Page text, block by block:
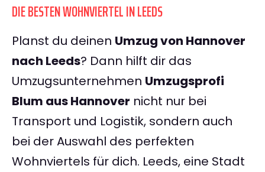
DIE BESTEN WOHNVIERTEL IN LEEDS
Planst du deinen Umzug von Hannover
nach Leeds? Dann hilft dir das
Umzugsunternehmen Umzugsprofi
Blum aus Hannover nicht nur bei
Transport und Logistik, sondern auch
bei der Auswahl des perfekten
Wohnviertels für dich. Leeds, eine Stadt